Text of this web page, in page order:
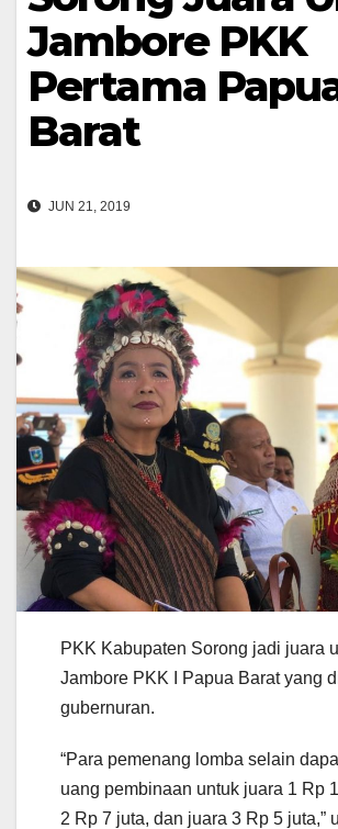
Jambore PKK
Pertama
Barat
JUN 21, 2019
PKK Kabupaten Sorong jadi juara
Jambore PKK I Papua Barat yang
gubernuran.
“Para pemenang lomba selain
uang pembinaan untuk juara 1 Rp
2 Rp 7 juta, dan juara 3 Rp 5 juta,”